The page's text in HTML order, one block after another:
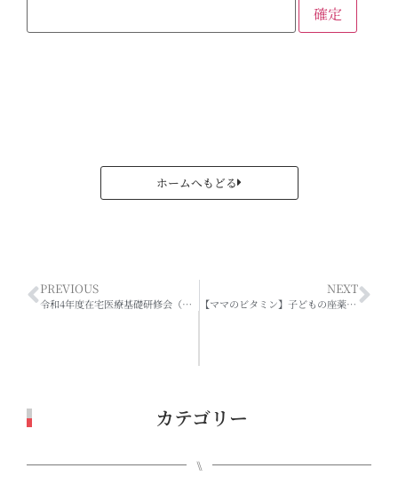
ホームへもどる
PREVIOUS
令和4年度在宅医療基礎研修会（薬剤師のための医療材料研修会）の開催について（申込受付終了）
NEXT
【ママのビタミン】子どもの座薬の使い方
カテゴリー
⑊